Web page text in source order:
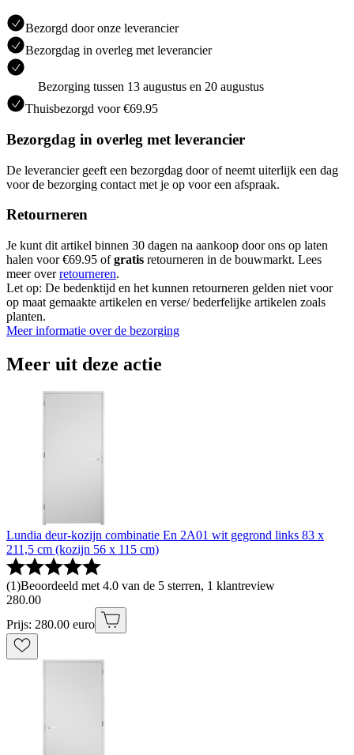
Bezorgd door onze leverancier
Bezorgdag in overleg met leverancier
Bezorging tussen 13 augustus en 20 augustus
Thuisbezorgd voor €69.95
Bezorgdag in overleg met leverancier
De leverancier geeft een bezorgdag door of neemt uiterlijk een dag
voor de bezorging contact met je op voor een afspraak.
Retourneren
Je kunt dit artikel binnen 30 dagen na aankoop door ons op laten
halen voor €69.95 ofgratis retourneren in de bouwmarkt. Lees
meer overretourneren.
Let op: De bedenktijd en het kunnen retourneren gelden niet voor
op maat gemaakte artikelen en verse/ bederfelijke artikelen zoals
planten.
Meer informatie over de bezorging
Meer uit deze actie
Lundia deur-kozijn combinatie En 2A01 wit gegrond links 83 x
211,5 cm (kozijn 56 x 115 cm)
(1)Beoordeeld met 4.0 van de 5 sterren, 1 klantreview
280.00
Prijs: 280.00 euro